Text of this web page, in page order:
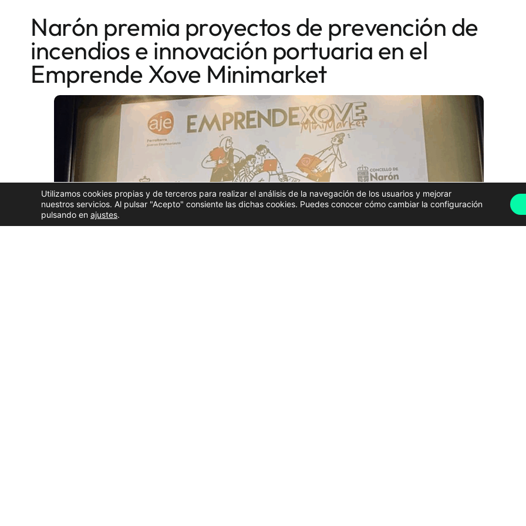
Narón premia proyectos de prevención de
incendios e innovación portuaria en el
Emprende Xove Minimarket
Utilizamos cookies propias y de terceros para realizar el análisis de la navegación de los usuarios y mejorar
nuestros servicios. Al pulsar "Acepto" consiente las dichas cookies. Puedes conocer cómo cambiar la configuración
pulsando en ajustes.